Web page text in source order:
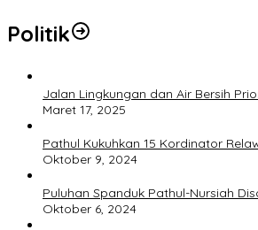
Politik
Jalan Lingkungan dan Air Bersih
Maret 17, 2025
Pathul Kukuhkan 15 Kordinator
Oktober 9, 2024
Puluhan Spanduk Pathul-Nursiah
Oktober 6, 2024